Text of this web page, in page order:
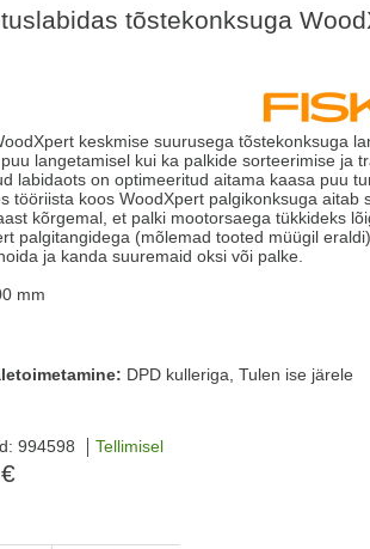
tõstekonksuga
keskmise suurusega tõstekonksuga
langetamisel kui ka palkide sorteerimise ja
labidaots on optimeeritud aitama kaasa puu
tööriista koos WoodXpert palgikonksuga aitab
kõrgemal, et palki mootorsaega tükkideks
palgitangidega (mõlemad tooted müügil
ja kanda suuremaid oksi või palke.
mm
DPD kulleriga, Tulen ise järele
994598 Tellimisel